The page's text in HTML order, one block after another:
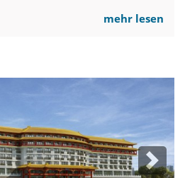
mehr lesen
Next